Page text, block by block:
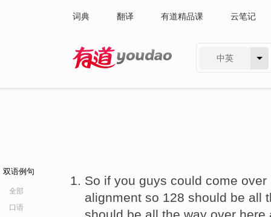
词典 翻译 有道精品课 云笔记
中英
双语例句
全部
口语
So if you guys could come
alignment so 128 should be all